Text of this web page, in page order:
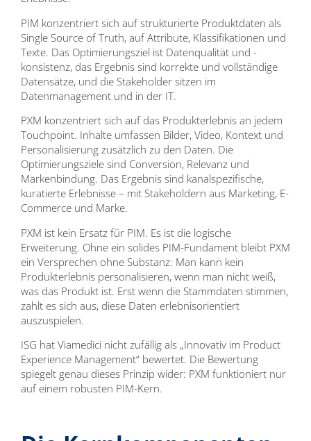
PIM konzentriert sich auf strukturierte Produktdaten als
Single Source of Truth, auf Attribute, Klassifikationen und
Texte. Das Optimierungsziel ist Datenqualität und -
konsistenz, das Ergebnis sind korrekte und vollständige
Datensätze, und die Stakeholder sitzen im
Datenmanagement und in der IT.
PXM konzentriert sich auf das Produkterlebnis an jedem
Touchpoint. Inhalte umfassen Bilder, Video, Kontext und
Personalisierung zusätzlich zu den Daten. Die
Optimierungsziele sind Conversion, Relevanz und
Markenbindung. Das Ergebnis sind kanalspezifische,
kuratierte Erlebnisse – mit Stakeholdern aus Marketing, E-
Commerce und Marke.
PXM ist kein Ersatz für PIM. Es ist die logische
Erweiterung. Ohne ein solides PIM-Fundament bleibt PXM
ein Versprechen ohne Substanz: Man kann kein
Produkterlebnis personalisieren, wenn man nicht weiß,
was das Produkt ist. Erst wenn die Stammdaten stimmen,
zahlt es sich aus, diese Daten erlebnisorientiert
auszuspielen.
ISG hat Viamedici nicht zufällig als „Innovativ im Product
Experience Management“ bewertet. Die Bewertung
spiegelt genau dieses Prinzip wider: PXM funktioniert nur
auf einem robusten PIM-Kern.